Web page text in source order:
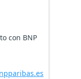
con BNP